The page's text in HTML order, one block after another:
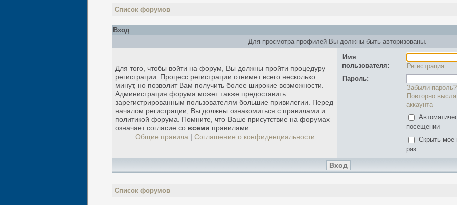
Список форумов
Вход
Для просмотра профилей Вы должны быть авторизованы.
Для того, чтобы войти на форум, Вы должны пройти процедуру
регистрации. Процесс регистрации отнимет всего несколько
минут, но позволит Вам получить более широкие возможности.
Администрация форума может также предоставить
зарегистрированным пользователям большие привилегии. Перед
началом регистрации, Вы должны ознакомиться с правилами и
политикой форума. Помните, что Ваше присутствие на форумах
означает согласие со всеми правилами.
Общие правила | Соглашение о конфиденциальности
Имя
пользователя:
Регистрация
Пароль:
Забыли пароль?
Повторно
аккаунта
посещении
Скрыть мое
раз
Список форумов